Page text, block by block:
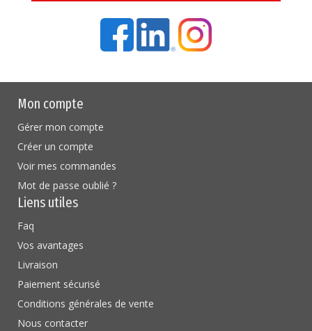
Mon compte
Gérer mon compte
Créer un compte
Voir mes commandes
Mot de passe oublié ?
Liens utiles
Faq
Vos avantages
Livraison
Paiement sécurisé
Conditions générales de vente
Nous contacter